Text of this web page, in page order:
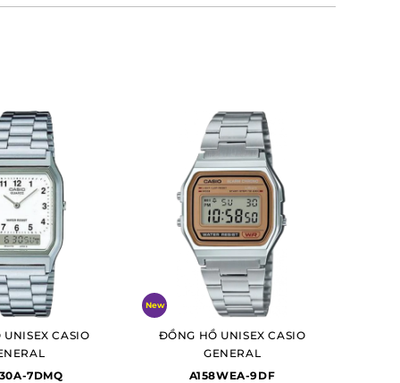
CASIO
7DMQ
New
ĐỒNG HỒ UNISEX CASIO
GENERAL
A158WEA-9DF